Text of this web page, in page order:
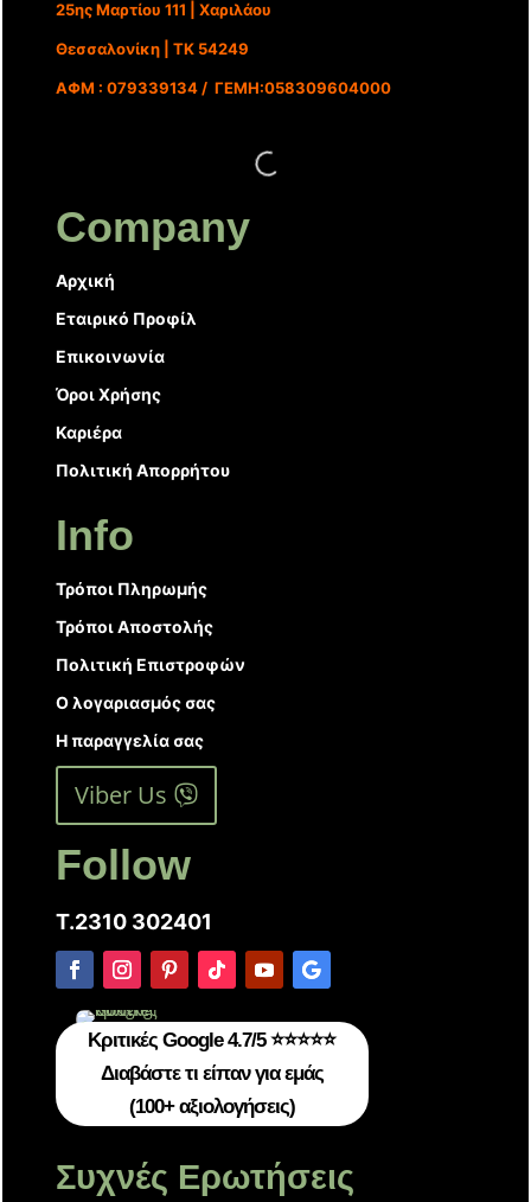
25ης Μαρτίου 111 | Χαριλάου
Θεσσαλονίκη | ΤΚ 54249
ΑΦΜ : 079339134 / ΓΕΜΗ:058309604000
Company
Αρχική
Εταιρικό Προφίλ
Επικοινωνία
Όροι Χρήσης
Καριέρα
Πολιτική Απορρήτου
Info
Τρόποι Πληρωμής
Τρόποι Αποστολής
Πολιτική Επιστροφών
Ο λογαριασμός σας
Η παραγγελία σας
Viber Us
Follow
T.2310 302401
Κριτικές Google 4.7/5 ⭐⭐⭐⭐⭐
Διαβάστε τι είπαν για εμάς
(100+ αξιολογήσεις)
Συχνές Ερωτήσεις